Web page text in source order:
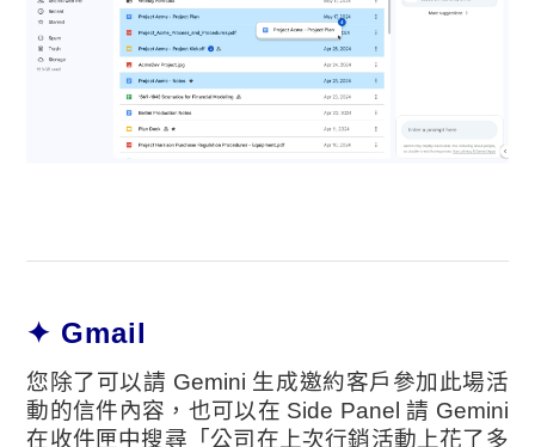
✦ Gmail
您除了可以請 Gemini 生成邀約客戶參加此場活
動的信件內容，也可以在 Side Panel 請 Gemini
在收件匣中搜尋「公司在上次行銷活動上花了多